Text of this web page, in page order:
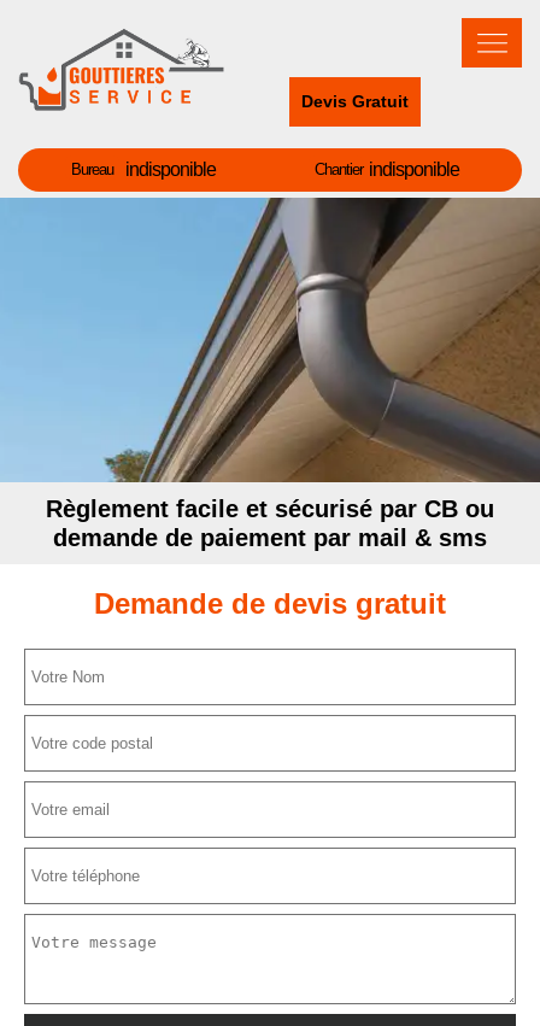
Devis Gratuit
Bureau indisponible Chantier indisponible
Règlement facile et sécurisé par CB ou
demande de paiement par mail & sms
Demande de devis gratuit